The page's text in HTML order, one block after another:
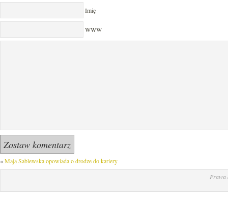
Imię
WWW
«Maja Sablewska opowiada o drodze do kariery